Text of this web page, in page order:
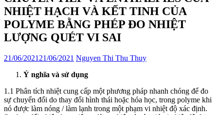
NHIỆT HẠCH VÀ KẾT TINH CỦA
POLYME BẰNG PHÉP ĐO NHIỆT
LƯỢNG QUÉT VI SAI
21/06/2021 21/06/2021 Nguyen Thi Thu Thuy
Ý nghĩa và sử dụng
1.1 Phân tích nhiệt cung cấp một phương pháp nhanh chóng để đo
sự chuyển đổi do thay đổi hình thái hoặc hóa học, trong polyme khi
nó được làm nóng / làm lạnh trong một phạm vi nhiệt độ xác định.